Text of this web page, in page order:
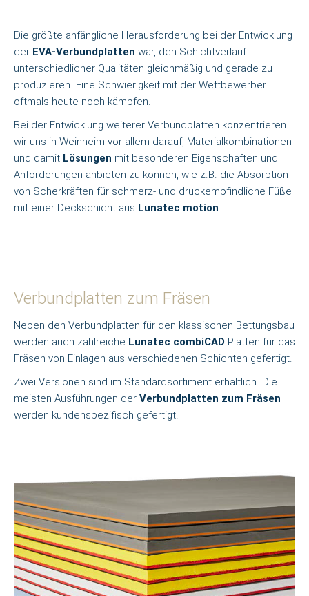
Die größte anfängliche Herausforderung bei der Entwicklung
der EVA-Verbundplatten war, den Schichtverlauf
unterschiedlicher Qualitäten gleichmäßig und gerade zu
produzieren. Eine Schwierigkeit mit der Wettbewerber
oftmals heute noch kämpfen.
Bei der Entwicklung weiterer Verbundplatten konzentrieren
wir uns in Weinheim vor allem darauf, Materialkombinationen
und damit Lösungen mit besonderen Eigenschaften und
Anforderungen anbieten zu können, wie z.B. die Absorption
von Scherkräften für schmerz- und druckempfindliche Füße
mit einer Deckschicht aus Lunatec motion.
Verbundplatten zum Fräsen
Neben den Verbundplatten für den klassischen Bettungsbau
werden auch zahlreiche Lunatec combiCAD Platten für das
Fräsen von Einlagen aus verschiedenen Schichten gefertigt.
Zwei Versionen sind im Standardsortiment erhältlich. Die
meisten Ausführungen der Verbundplatten zum Fräsen
werden kundenspezifisch gefertigt.